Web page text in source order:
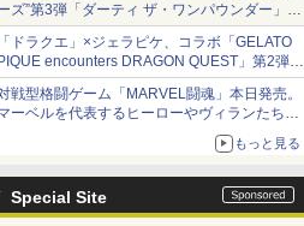
ズ”第3弾「ダーティ ザ・ワンパウンダー」を
月7日発売
特製ガーリックマヨソース」を使用した超大
チーズバーガー
ドラクエ」×ジェラピケ、コラボ「GELATO
encounters DRAGON QUEST」第2弾が
日発売
イスカップに入ったスライムやわたぼう、ベ
ーサタンなどがオリジナルアートで登場
戦型格闘ゲーム「MARVEL闘魂」本日発売。
ーベルを代表するヒーローやヴィランたちが
GUILTY GEAR」などの格ゲーを手掛けるア
もっと見る
Special Site